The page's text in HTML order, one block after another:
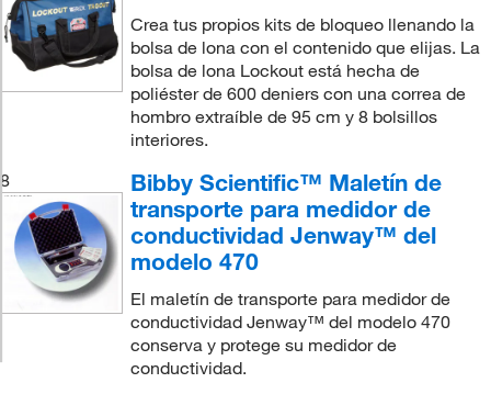
Crea tus propios kits de bloqueo llenando la
bolsa de lona con el contenido que elijas. La
bolsa de lona Lockout está hecha de
poliéster de 600 deniers con una correa de
hombro extraíble de 95 cm y 8 bolsillos
interiores.
8
Bibby Scientific™ Maletín de
transporte para medidor de
conductividad Jenway™ del
modelo 470
El maletín de transporte para medidor de
conductividad Jenway™ del modelo 470
conserva y protege su medidor de
conductividad.